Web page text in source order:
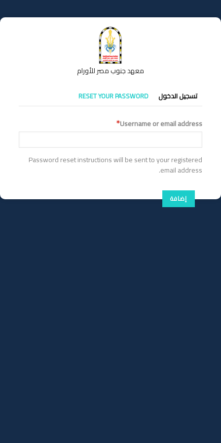
إلى
المحتوى
معهد جنوب مصر للأورام
التبويبات
الأساسية
تسجيل الدخول RESET YOUR PASSWORD
Username or email address
Password reset instructions will be sent to your registered
email address.